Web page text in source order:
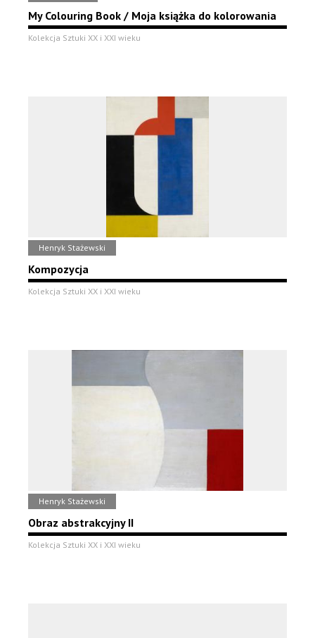
My Colouring Book / Moja książka do kolorowania
Kolekcja Sztuki XX i XXI wieku
Henryk Stażewski
Kompozycja
Kolekcja Sztuki XX i XXI wieku
Henryk Stażewski
Obraz abstrakcyjny II
Kolekcja Sztuki XX i XXI wieku